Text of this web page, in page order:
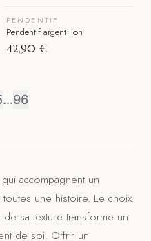
PENDENTIF
Pendentif argent lion
42,90 €
...96
accompagnent un
une histoire. Le choix
sa texture transforme un
de soi. Offrir un